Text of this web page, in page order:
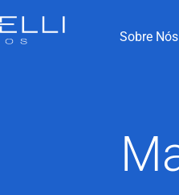
Sobre Nós